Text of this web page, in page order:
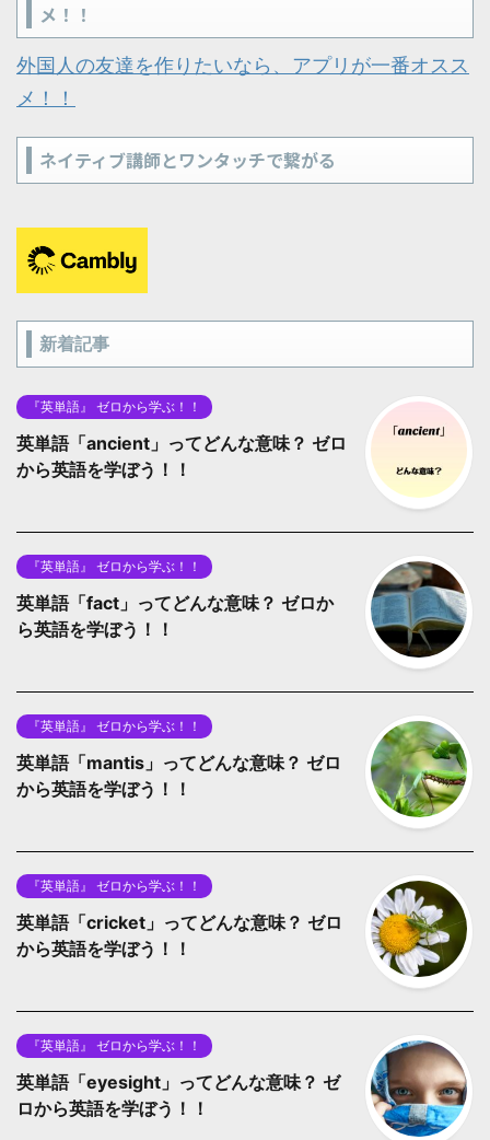
メ！！
外国人の友達を作りたいなら、アプリが一番オスス
メ！！
ネイティブ講師とワンタッチで繋がる
新着記事
『英単語』 ゼロから学ぶ！！
英単語「ancient」ってどんな意味？ ゼロ
から英語を学ぼう！！
『英単語』 ゼロから学ぶ！！
英単語「fact」ってどんな意味？ ゼロか
ら英語を学ぼう！！
『英単語』 ゼロから学ぶ！！
英単語「mantis」ってどんな意味？ ゼロ
から英語を学ぼう！！
『英単語』 ゼロから学ぶ！！
英単語「cricket」ってどんな意味？ ゼロ
から英語を学ぼう！！
『英単語』 ゼロから学ぶ！！
英単語「eyesight」ってどんな意味？ ゼ
ロから英語を学ぼう！！